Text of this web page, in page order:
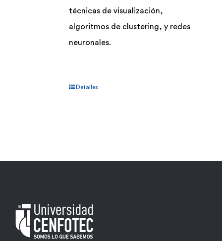
página
de
técnicas de visualización,
algoritmos de clustering, y redes
neuronales.
Detalles